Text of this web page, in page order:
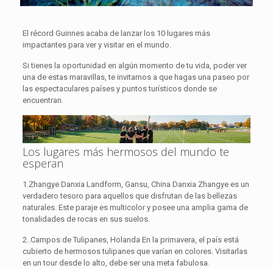
El récord Guinnes acaba de lanzar los 10 lugares más
impactantes para ver y visitar en el mundo.
Si tienes la oportunidad en algún momento de tu vida, poder ver
una de estas maravillas, te invitamos a que hagas una paseo por
las espectaculares países y puntos turísticos donde se
encuentran.
Los lugares más hermosos del mundo te
esperan
1.Zhangye Danxia Landform, Gansu, China Danxia Zhangye es un
verdadero tesoro para aquellos que disfrutan de las bellezas
naturales. Este paraje es multicolor y posee una amplia gama de
tonalidades de rocas en sus suelos.
2..Campos de Tulipanes, Holanda En la primavera, el país está
cubierto de hermosos tulipanes que varían en colores. Visitarlas
en un tour desde lo alto, debe ser una meta fabulosa.